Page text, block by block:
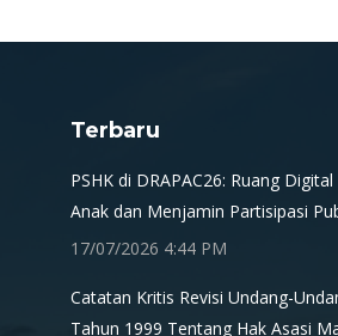
Terbaru
PSHK di DRAPAC26: Ruang
Anak dan Menjamin Partisipasi
17/07/2026 4:44 PM
Catatan Kritis Revisi Undang-
Tahun 1999 Tentang Hak Asasi